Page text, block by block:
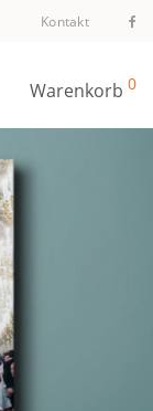
Kontakt
Warenkorb 0